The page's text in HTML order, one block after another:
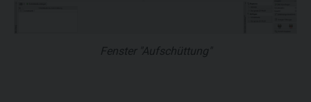
Fenster "Aufschüttung"